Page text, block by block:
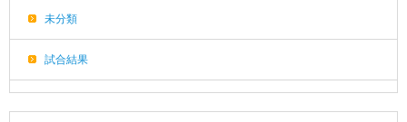
未分類
試合結果